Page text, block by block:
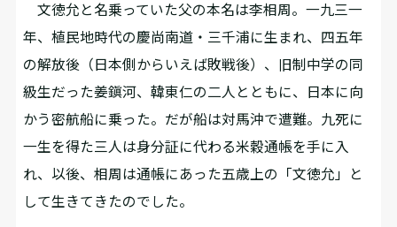
文徳允と名乗っていた父の本名は李相周。一九三一
年、植民地時代の慶尚南道・三千浦に生まれ、四五年
の解放後（日本側からいえば敗戦後）、旧制中学の同
級生だった姜鎭河、韓東仁の二人とともに、日本に向
かう密航船に乗った。だが船は対馬沖で遭難。九死に
一生を得た三人は身分証に代わる米穀通帳を手に入
れ、以後、相周は通帳にあった五歳上の「文徳允」と
して生きてきたのでした。